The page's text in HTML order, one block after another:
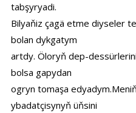
tabşyryadi.
Bilyaňiz çagä etme diyseler
bolan dykgatym
artdy. Öloryň dep-
bolsa gapydan
ogryn tomaşa
ybadatçisynyň üňsini